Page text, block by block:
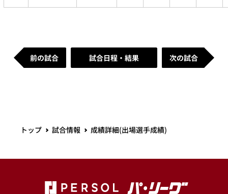
前の試合 試合日程・結果 次の試合
トップ 試合情報 成績詳細(出場選手成績)